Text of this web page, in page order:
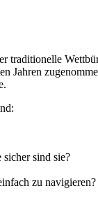
Jahren
sind sie?
zu navigieren?